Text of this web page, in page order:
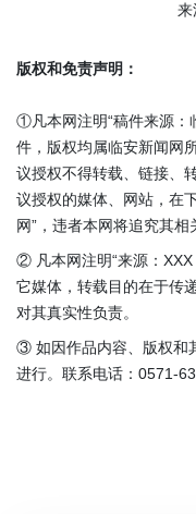
版权和免责声明：
①凡本网注明“稿件来源：
件，版权均属临安新闻网
议授权不得转载、链接、
议授权的媒体、网站，在
网”，违者本网将追究其相
② 凡本网注明“来源：
它媒体，转载目的在于传
对其真实性负责。
③ 如因作品内容、版权和
进行。联系电话：0571-